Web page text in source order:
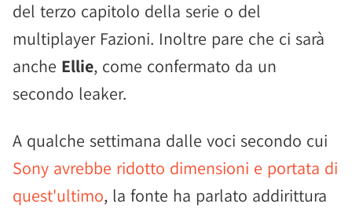
del terzo capitolo della serie o del
multiplayer Fazioni. Inoltre pare che ci sarà
anche Ellie, come confermato da un
secondo leaker.
A qualche settimana dalle voci secondo cui
Sony avrebbe ridotto dimensioni e portata di
quest'ultimo, la fonte ha parlato addirittura